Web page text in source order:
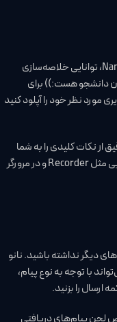
یکی دیگر از قابلیت‌های هوش مصنوعی Nano Banana، توانایی خلاصه‌سازی
دانشجو هست:)) برای
مورد نظر خود را آپلود کنید
از نکات کلیدی را به شما
ارائه می‌دهد. می‌توانید از این قابلیت در نرم‌افزارهایی مثل Recorder و در مرورگر
دیگر نداشته باشید. نانو
با توجه به نوع پیام،
ارسال را بزنید.